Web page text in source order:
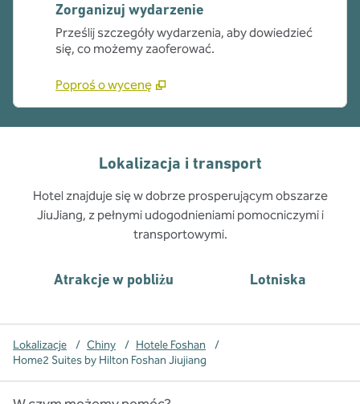
Zorganizuj wydarzenie
Prześlij szczegóły wydarzenia, aby dowiedzieć
się, co możemy zaoferować.
Poproś o wycenę
Lokalizacja i transport
Hotel znajduje się w dobrze prosperującym obszarze
JiuJiang, z pełnymi udogodnieniami pomocniczymi i
transportowymi.
Atrakcje w pobliżu Lotniska
Lokalizacje / Chiny / Hotele Foshan
/
Home2 Suites by Hilton Foshan Jiujiang